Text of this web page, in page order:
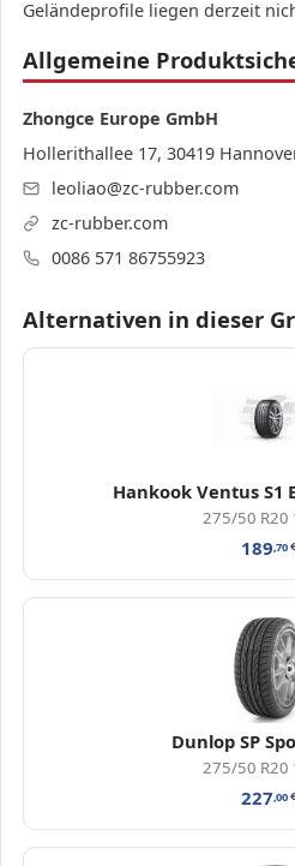
Geländeprofile liegen derzeit
Allgemeine
Zhongce Europe GmbH
Hollerithallee 17, 30419
leoliao@zc-rubber.com
zc-rubber.com
0086 571 86755923
Alternativen in dieser
Hankook Ventus S1
275/50 R20
189,70€
Dunlop SP
275/50 R20
227,00€